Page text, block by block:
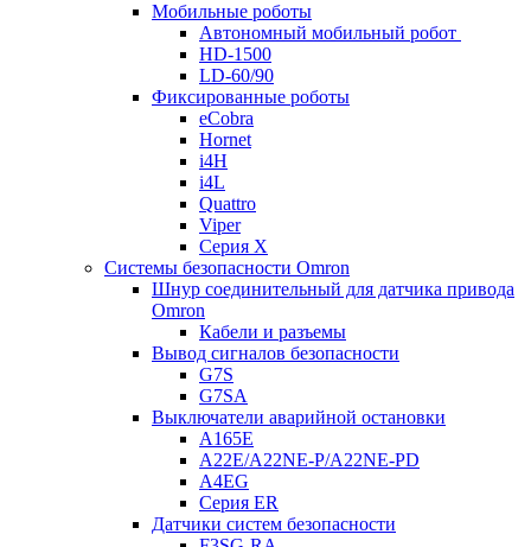
Мобильные роботы
Автономный мобильный робот
HD-1500
LD-60/90
Фиксированные роботы
eCobra
Hornet
i4H
i4L
Quattro
Viper
Серия X
Системы безопасности Omron
Шнур соединительный для датчика привода
Omron
Кабели и разъемы
Вывод сигналов безопасности
G7S
G7SA
Выключатели аварийной остановки
A165E
A22E/A22NE-P/A22NE-PD
A4EG
Серия ER
Датчики систем безопасности